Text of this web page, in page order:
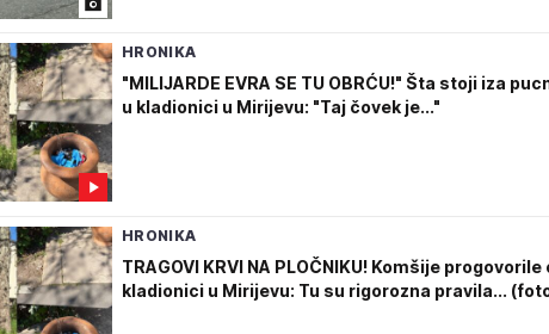
HRONIKA
"MILIJARDE EVRA SE TU OBRĆU!" Šta stoji iza
u kladionici u Mirijevu: "Taj čovek je..."
HRONIKA
TRAGOVI KRVI NA PLOČNIKU! Komšije
kladionici u Mirijevu: Tu su rigorozna pravila...